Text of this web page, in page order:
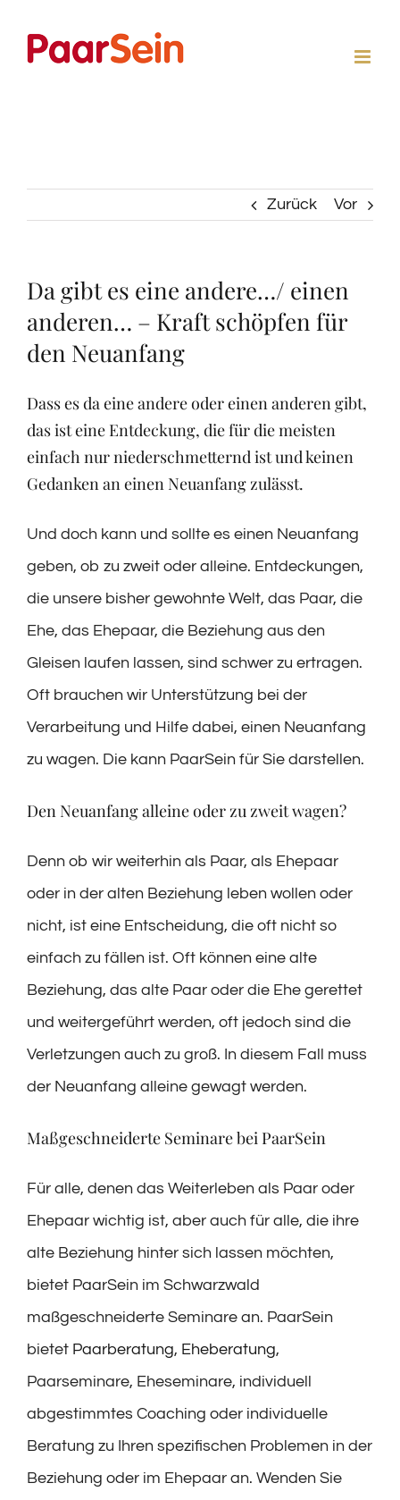
Inhalt
Zurück Vor
Da gibt es eine andere…/ einen
anderen… – Kraft schöpfen für
den Neuanfang
Dass es da eine andere oder einen anderen gibt,
das ist eine Entdeckung, die für die meisten
einfach nur niederschmetternd ist und keinen
Gedanken an einen Neuanfang zulässt.
Und doch kann und sollte es einen Neuanfang
geben, ob zu zweit oder alleine. Entdeckungen,
die unsere bisher gewohnte Welt, das Paar, die
Ehe, das Ehepaar, die Beziehung aus den
Gleisen laufen lassen, sind schwer zu ertragen.
Oft brauchen wir Unterstützung bei der
Verarbeitung und Hilfe dabei, einen Neuanfang
zu wagen. Die kann PaarSein für Sie darstellen.
Den Neuanfang alleine oder zu zweit wagen?
Denn ob wir weiterhin als Paar, als Ehepaar
oder in der alten Beziehung leben wollen oder
nicht, ist eine Entscheidung, die oft nicht so
einfach zu fällen ist. Oft können eine alte
Beziehung, das alte Paar oder die Ehe gerettet
und weitergeführt werden, oft jedoch sind die
Verletzungen auch zu groß. In diesem Fall muss
der Neuanfang alleine gewagt werden.
Maßgeschneiderte Seminare bei PaarSein
Für alle, denen das Weiterleben als Paar oder
Ehepaar wichtig ist, aber auch für alle, die ihre
alte Beziehung hinter sich lassen möchten,
bietet PaarSein im Schwarzwald
maßgeschneiderte Seminare an. PaarSein
bietet Paarberatung, Eheberatung,
Paarseminare, Eheseminare, individuell
abgestimmtes Coaching oder individuelle
Beratung zu Ihren spezifischen Problemen in der
Beziehung oder im Ehepaar an. Wenden Sie